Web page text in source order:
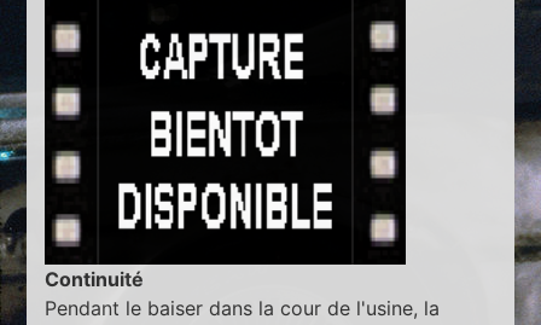
Continuité
Pendant le baiser dans la cour de l'usine, la